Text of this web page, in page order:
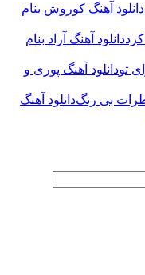
دانلود آهنگ کوروش بنام
دانلود آهنگ آراد بنام
دانلود آهنگ پوری و
دانلود آهنگ